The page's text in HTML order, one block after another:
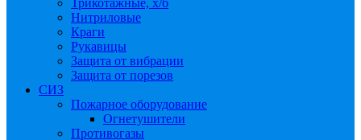
Трикотажные, х/б
Нитриловые
Краги
Рукавицы
Защита от вибрации
Защита от порезов
СИЗ
Пожарное оборудование
Огнетушители
Противогазы